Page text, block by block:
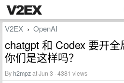
V2EX › OpenAI
chatgpt 和 Codex 要开全
你们是这样吗？
By h2mpzat Jun 3 · 4381 views